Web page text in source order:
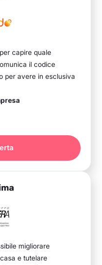
capire quale
il codice
per avere in esclusiva
migliorare
e tutelare